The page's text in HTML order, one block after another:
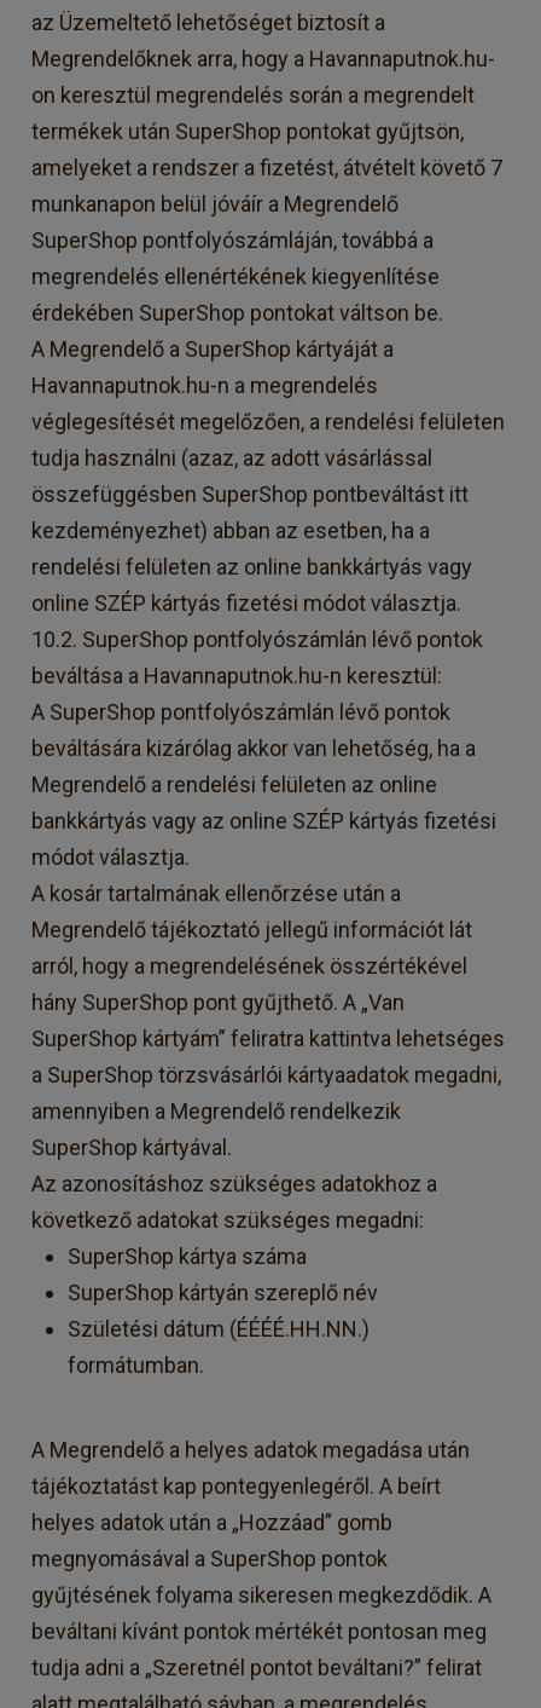
az Üzemeltető lehetőséget biztosít a
Megrendelőknek arra, hogy a Havannaputnok.hu-
on keresztül megrendelés során a megrendelt
termékek után SuperShop pontokat gyűjtsön,
amelyeket a rendszer a fizetést, átvételt követő 7
munkanapon belül jóváír a Megrendelő
SuperShop pontfolyószámláján, továbbá a
megrendelés ellenértékének kiegyenlítése
érdekében SuperShop pontokat váltson be.
A Megrendelő a SuperShop kártyáját a
Havannaputnok.hu-n a megrendelés
véglegesítését megelőzően, a rendelési felületen
tudja használni (azaz, az adott vásárlással
összefüggésben SuperShop pontbeváltást itt
kezdeményezhet) abban az esetben, ha a
rendelési felületen az online bankkártyás vagy
online SZÉP kártyás fizetési módot választja.
10.2. SuperShop pontfolyószámlán lévő pontok
beváltása a Havannaputnok.hu-n keresztül:
A SuperShop pontfolyószámlán lévő pontok
beváltására kizárólag akkor van lehetőség, ha a
Megrendelő a rendelési felületen az online
bankkártyás vagy az online SZÉP kártyás fizetési
módot választja.
A kosár tartalmának ellenőrzése után a
Megrendelő tájékoztató jellegű információt lát
arról, hogy a megrendelésének összértékével
hány SuperShop pont gyűjthető. A „Van
SuperShop kártyám” feliratra kattintva lehetséges
a SuperShop törzsvásárlói kártyaadatok megadni,
amennyiben a Megrendelő rendelkezik
SuperShop kártyával.
Az azonosításhoz szükséges adatokhoz a
következő adatokat szükséges megadni:
SuperShop kártya száma
SuperShop kártyán szereplő név
Születési dátum (ÉÉÉÉ.HH.NN.)
formátumban.
A Megrendelő a helyes adatok megadása után
tájékoztatást kap pontegyenlegéről. A beírt
helyes adatok után a „Hozzáad” gomb
megnyomásával a SuperShop pontok
gyűjtésének folyama sikeresen megkezdődik. A
beváltani kívánt pontok mértékét pontosan meg
tudja adni a „Szeretnél pontot beváltani?” felirat